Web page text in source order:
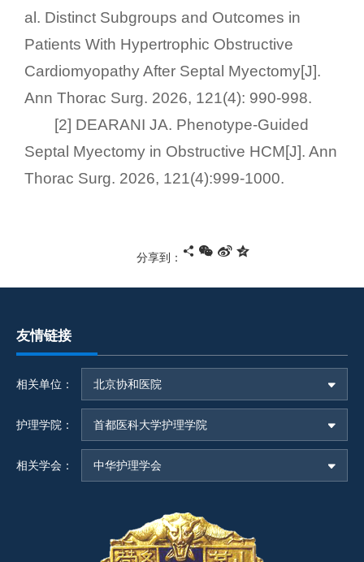
al. Distinct Subgroups and Outcomes in
Patients With Hypertrophic Obstructive
Cardiomyopathy After Septal Myectomy[J].
Ann Thorac Surg. 2026, 121(4): 990-998.
[2] DEARANI JA. Phenotype-Guided
Septal Myectomy in Obstructive HCM[J]. Ann
Thorac Surg. 2026, 121(4):999-1000.
分享到：
友情链接
相关单位： 北京协和医院
护理学院： 首都医科大学护理学院
相关学会： 中华护理学会